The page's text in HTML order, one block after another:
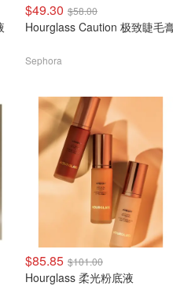
$49.30 $58.00
Hourglass Caution 极致睫毛
Sephora
$85.85 $101.00
Hourglass 柔光粉底液